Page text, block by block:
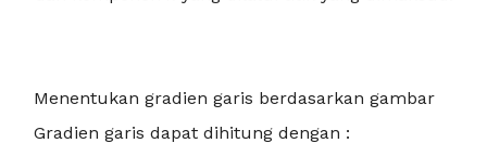
Menentukan gradien garis berdasarkan gambar
Gradien garis dapat dihitung dengan :